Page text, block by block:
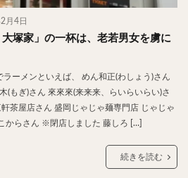
月4日
塚家」の一杯は、老若男女を虜に
ーメンといえば、 めん和正(わしょう)さん
(もぎ)さん 來來來(来来来、らいらいらい)さ
茶屋店さん 盛岡じゃじゃ麺専門店 じゃじゃ
からさん ※閉店しました 藤しろ […]
続きを読む